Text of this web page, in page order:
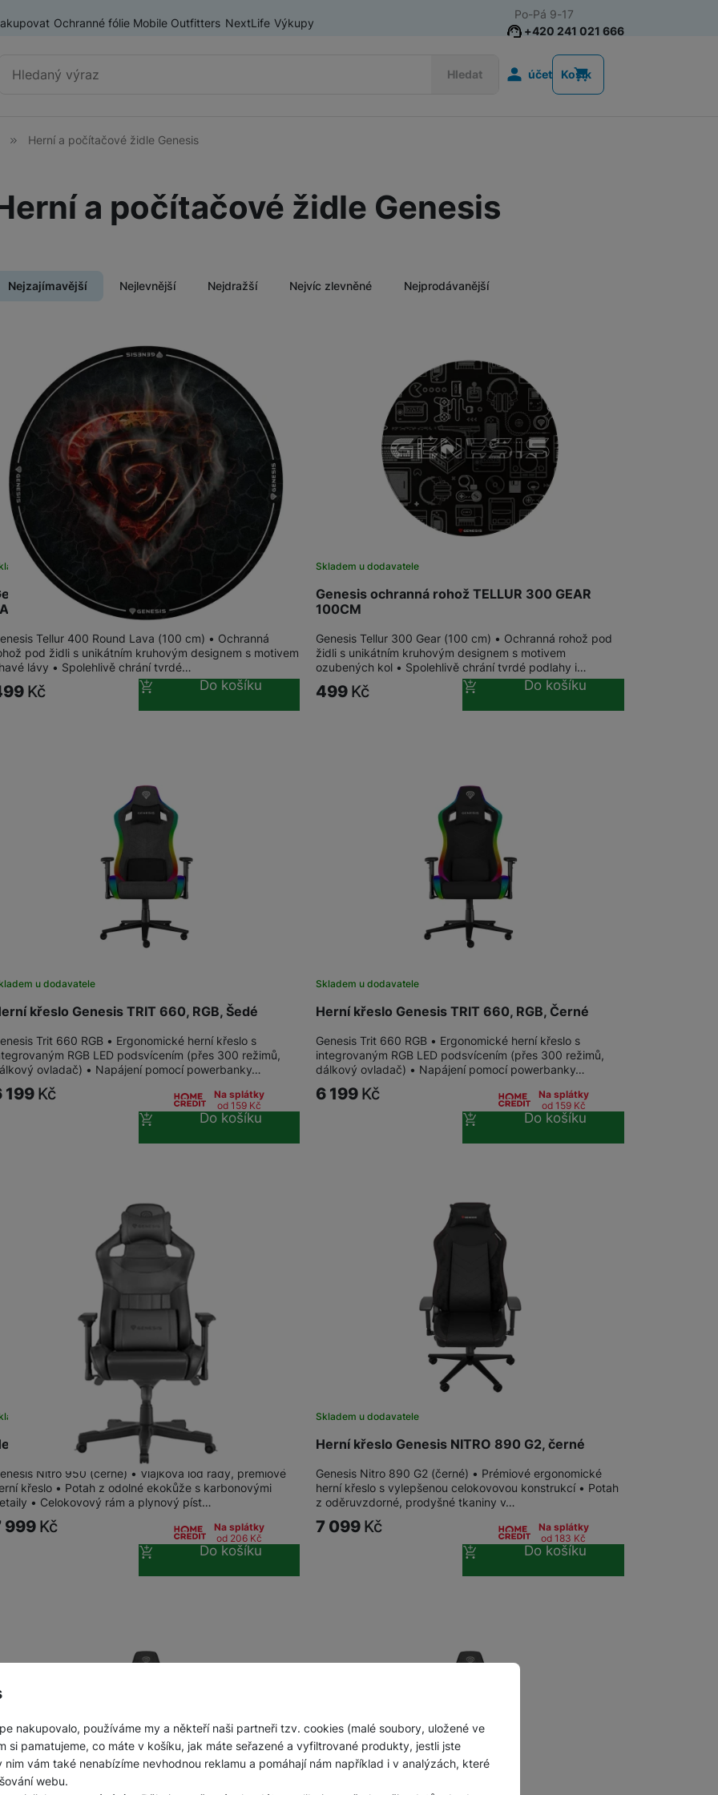
nakupovalo, používáme my a někteří naši partneři tzv. cookies (malé soubory, uložené ve
si pamatujeme, co máte v košíku, jak máte seřazené a vyfiltrované produkty, jestli jste
nim vám také nenabízíme nevhodnou reklamu a pomáhají nám například i v analýzách, které
webu.
Ochranné fólie Mobile Outfitters NextLife Výkupy
Hledat
Nintendo Switch
Herní monitory
Herní sluchátka
Herní myši
Herní klávesnice
Herní a počítačové židle
Dokovací stanice
+420 241 021 666
Po-Pá 9-17
Uživatelská
účet Košík
Herní a počítačové židle Genesis
a počítačové židle Genesis
Nejzajímavější Nejlevnější Nejdražší Nejvíc zlevněné Nejprodávanější
ochranná rohož TELLUR 400 ROUND
100CM
u dodavatele
Tellur 400 Round Lava (100 cm) • Ochranná
pod židli s unikátním kruhovým designem s motivem
lávy • Spolehlivě chrání tvrdé…
Kč Do košíku
Genesis ochranná rohož TELLUR 300 GEAR
100CM
Skladem u dodavatele
Genesis Tellur 300 Gear (100 cm) • Ochranná rohož pod
židli s unikátním kruhovým designem s motivem
ozubených kol • Spolehlivě chrání tvrdé podlahy i…
499 Kč Do košíku
křeslo Genesis TRIT 660, RGB, Šedé
u dodavatele
Trit 660 RGB • Ergonomické herní křeslo s
RGB LED podsvícením (přes 300 režimů,
ovladač) • Napájení pomocí powerbanky…
199 Kč
Na splátky
od 159 Kč
Do košíku
Herní křeslo Genesis TRIT 660, RGB, Černé
Skladem u dodavatele
Genesis Trit 660 RGB • Ergonomické herní křeslo s
integrovaným RGB LED podsvícením (přes 300 režimů,
dálkový ovladač) • Napájení pomocí powerbanky…
6 199 Kč
Na splátky
od 159 Kč
Do košíku
křeslo Genesis Nitro 950 černé
u dodavatele
Nitro 950 (černé) • Vlajková loď řady, prémiové
křeslo • Potah z odolné ekokůže s karbonovými
• Celokovový rám a plynový píst…
999 Kč
Na splátky
od 206 Kč
Do košíku
Herní křeslo Genesis NITRO 890 G2, černé
Skladem u dodavatele
Genesis Nitro 890 G2 (černé) • Prémiové ergonomické
herní křeslo s vylepšenou celokovovou konstrukcí • Potah
z oděruvzdorné, prodyšné tkaniny v…
7 099 Kč
Na splátky
od 183 Kč
Do košíku